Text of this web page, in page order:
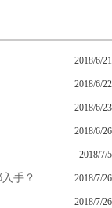
2018/6/21
2018/6/22
2018/6/23
2018/6/26
2018/7/5
手？ 2018/7/26
2018/7/26